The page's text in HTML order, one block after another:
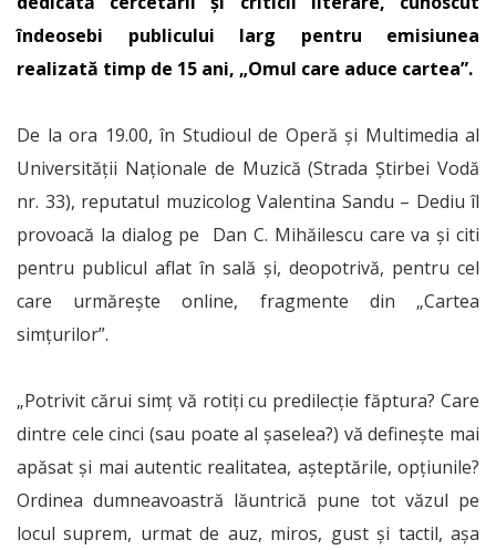
îndeosebi publicului larg pentru emisiunea
realizată timp de 15 ani, „Omul care aduce cartea”.
De la ora 19.00, în Studioul de Operă și Multimedia al
Universității Naționale de Muzică (Strada Știrbei Vodă
nr. 33), reputatul muzicolog Valentina Sandu – Dediu îl
provoacă la dialog pe Dan C. Mihăilescu care va și citi
pentru publicul aflat în sală și, deopotrivă, pentru cel
care urmărește online, fragmente din „Cartea
simțurilor”.
„Potrivit cărui simţ vă rotiţi cu predilecţie făptura? Care
dintre cele cinci (sau poate al şaselea?) vă defineşte mai
apăsat şi mai autentic realitatea, aşteptările, opţiunile?
Ordinea dumneavoastră lăuntrică pune tot văzul pe
locul suprem, urmat de auz, miros, gust şi tactil, aşa